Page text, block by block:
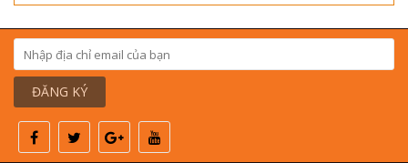
ĐĂNG KÝ